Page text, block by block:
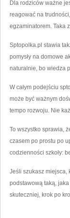
Dla rodziców ważne
reagować na
egzaminatorem. Taka
Sptopolka.pl stawia
pomysły na domowe
naturalnie, bo wiedza
W całym podejściu
może być ważnym
tempo rozwoju. Nie
To wszystko sprawia,
czasem po prostu po
codzienności szkoły:
Jeśli szukasz miejsca,
podstawową taką,
skuteczniej, krok po